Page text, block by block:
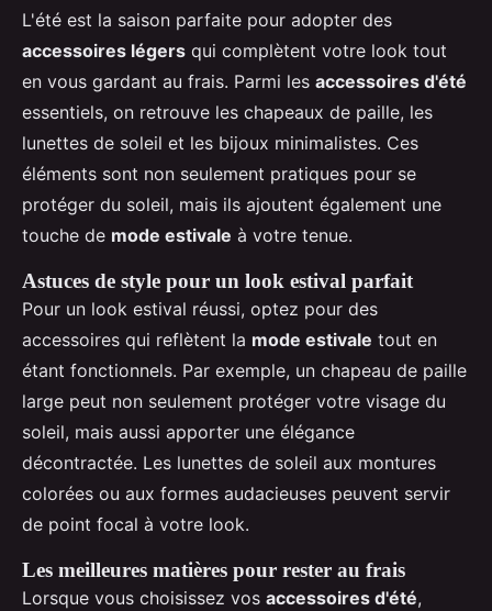
L'été est la saison parfaite pour adopter des
accessoires légers qui complètent votre look tout
en vous gardant au frais. Parmi les accessoires d'été
essentiels, on retrouve les chapeaux de paille, les
lunettes de soleil et les bijoux minimalistes. Ces
éléments sont non seulement pratiques pour se
protéger du soleil, mais ils ajoutent également une
touche de mode estivale à votre tenue.
Astuces de style pour un look estival parfait
Pour un look estival réussi, optez pour des
accessoires qui reflètent la mode estivale tout en
étant fonctionnels. Par exemple, un chapeau de paille
large peut non seulement protéger votre visage du
soleil, mais aussi apporter une élégance
décontractée. Les lunettes de soleil aux montures
colorées ou aux formes audacieuses peuvent servir
de point focal à votre look.
Les meilleures matières pour rester au frais
Lorsque vous choisissez vos accessoires d'été,